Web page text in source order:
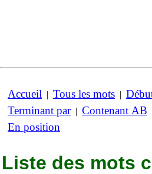
Accueil | Tous les mots |
Terminant par| Contenant AB
En position
Liste des mots